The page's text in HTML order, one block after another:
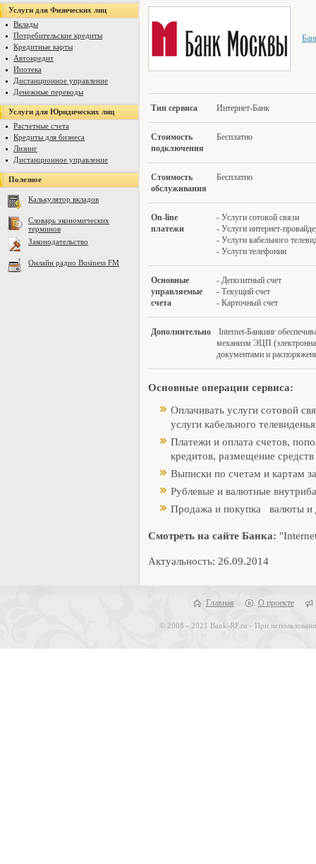
Услуги для Физических лиц
Вклады
Потребительские кредиты
Кредитные карты
Автокредит
Ипотека
Дистанционное управление
Денежные переводы
Услуги для Юридических лиц
Расчетные счета
Кредиты для бизнеса
Лизинг
Дистанционное управление
Полезное
Калькулятор вкладов
Словарь экономических
терминов
Законодательство
Онлайн радио Business FM
Тип сервиса Интернет-Банк
Стоимость
подключения
Бесплатно
Стоимость
обслуживания
Бесплатно
On-line
платежи
- Услуги сотовой связи
- Услуги интернет-
- Услуги кабельного
- Услуги телефонии
Основные
управляемые
счета
- Депозитный счет
- Текущий счет
- Карточный счет
Дополнительно
Internet-Банкинг
механизм ЭЦП
документами и
Основные операции сервиса:
Оплачивать услуги сотовой
услуги кабельного
Платежи и оплата счетов,
кредитов, размещение
Выписки по счетам и картам
Рублевые и валютные
Продажа и покупка валюты и
Смотреть на сайте Банка:
Актуальность: 26.09.2014
Главная О проекте
© 2008 - 2021 Bank-RF.ru - При